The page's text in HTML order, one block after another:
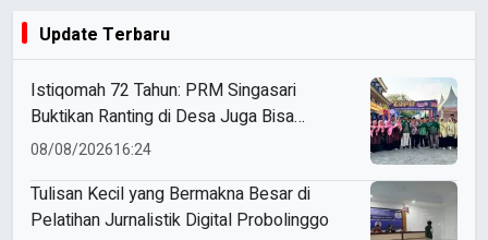
Update Terbaru
Istiqomah 72 Tahun: PRM Singasari
Buktikan Ranting di Desa Juga Bisa
Bersinar di Tingkat Jawa Tengah
08/08/202616:24
Tulisan Kecil yang Bermakna Besar di
Pelatihan Jurnalistik Digital Probolinggo